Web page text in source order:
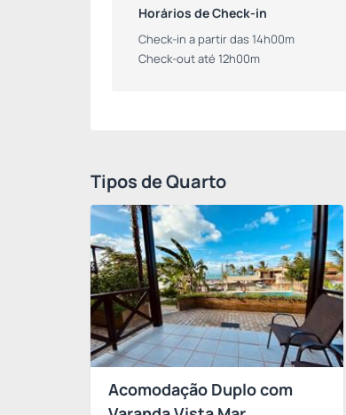
Horários de Check-in
Check-in a partir das 14h00m
Check-out até 12h00m
Tipos de Quarto
Acomodação Duplo com